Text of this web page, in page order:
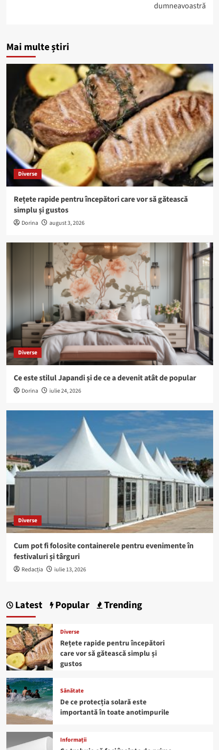
dumneavoastră
Mai multe știri
Diverse
Rețete rapide pentru începători care vor să gătească
simplu și gustos
Dorina august 3, 2026
Diverse
Ce este stilul Japandi și de ce a devenit atât de popular
Dorina iulie 24, 2026
Diverse
Cum pot fi folosite containerele pentru evenimente în
festivaluri și târguri
Redacția iulie 13, 2026
Latest Popular Trending
Diverse
Rețete rapide pentru începători
care vor să gătească simplu și
gustos
Sănătate
De ce protecția solară este
importantă în toate anotimpurile
Informații